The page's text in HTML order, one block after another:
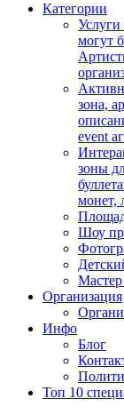
Категории
Услуги
могут
зона,
event
зоны
монет,
Шоу
Организация
Инфо
Блог
Топ 10